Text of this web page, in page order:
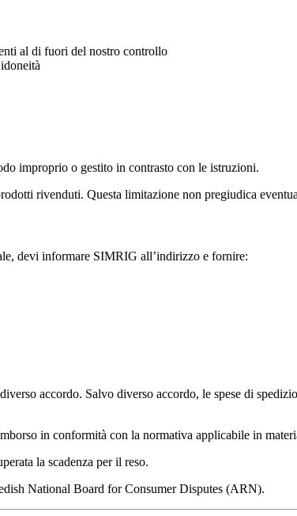
al di fuori del nostro controllo
improprio o gestito in contrasto con le istruzioni.
rivenduti. Questa limitazione non pregiudica
devi informare SIMRIG all’indirizzo e fornire:
accordo. Salvo diverso accordo, le spese di
in conformità con la normativa applicabile in
la scadenza per il reso.
National Board for Consumer Disputes (ARN).